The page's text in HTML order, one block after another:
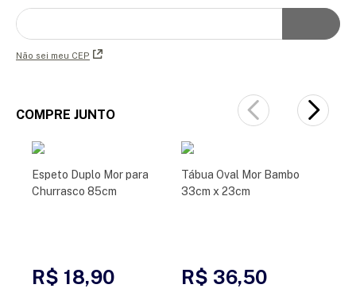
Não sei meu CEP
COMPRE JUNTO
Espeto Duplo Mor para
Churrasco 85cm
R$ 18,90
Tábua Oval Mor Bambo
33cm x 23cm
R$ 36,50